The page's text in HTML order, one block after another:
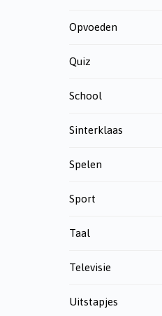
Opvoeden
Quiz
School
Sinterklaas
Spelen
Sport
Taal
Televisie
Uitstapjes